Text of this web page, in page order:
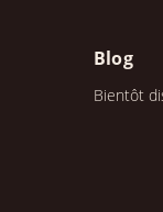
Blog
Bientôt